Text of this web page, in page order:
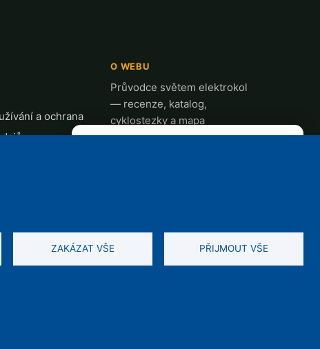
a ochrana
O WEBU
Průvodce světem elektrokol
— recenze, katalog,
cyklostezky a mapa
nabíjecích stanic z celé ČR.
ZAKÁZAT VŠE PŘIJMOUT VŠE